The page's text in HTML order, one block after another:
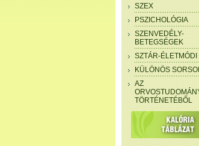
SZEX
PSZICHOLÓGIA
SZENVEDÉLY-
BETEGSÉGEK
SZTÁR-ÉLETMÓDI
KÜLÖNÖS
AZ
TÖRTÉNETÉBŐL